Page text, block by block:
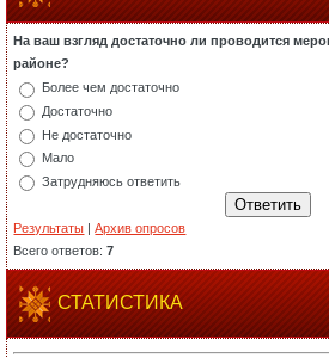
На ваш взгляд достаточно ли проводится
районе?
Более чем достаточно
Достаточно
Не достаточно
Мало
Затрудняюсь ответить
Результаты |Архив опросов
Всего ответов:7
СТАТИСТИКА